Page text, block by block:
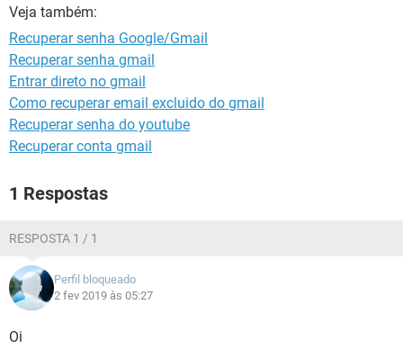
GUIA DE COMPRAS
Veja também:
Recuperar senha Google/Gmail
Recuperar senha gmail
Entrar direto no gmail
Como recuperar email excluido do gmail
Recuperar senha do youtube
Recuperar conta gmail
1 Respostas
RESPOSTA 1 / 1
Perfil bloqueado
2 fev 2019 às 05:27
Oi